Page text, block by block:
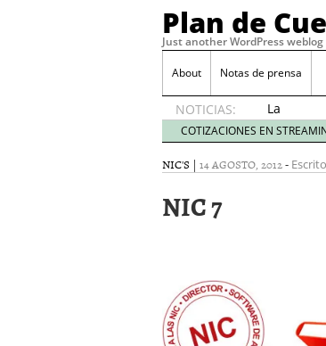
Plan de
Just another WordPress weblog
About Notas de prensa
NOTICIAS:
La
elección
del
mejor
Ventajas
¿Qué es
¿Quién
COTIZACIONES EN
NIC'S | 14 AGOSTO, 2012-
NIC 7